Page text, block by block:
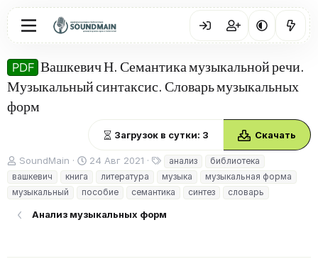
PDF Вашкевич Н. Семантика музыкальной речи.
Музыкальный синтаксис. Словарь музыкальных
форм
Загрузок в сутки: 3 Скачать
А
в
т
о
р
SoundMain
Д
а
т
а
с
24 Авг 2021
е
г
и
анализ
библиотека
вашкевич
книга литература музыка
музыкальная форма
музыкальный
пособие семантика синтез словарь
Анализ музыкальных форм